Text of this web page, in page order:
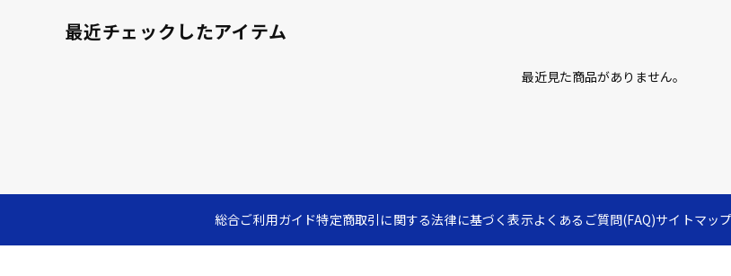
最近チェックしたアイテム
最近見た商品がありません。
総合ご利用ガイド特定商取引に関する法律に基づく表示よくあるご質問(FAQ)サイトマッ